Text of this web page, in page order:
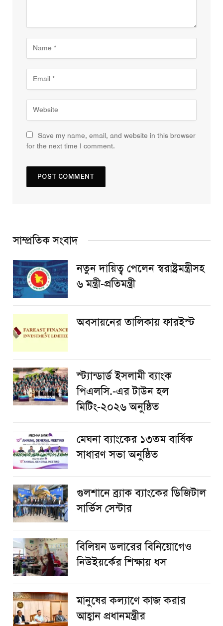
Save my name, email, and website in this browser
for the next time I comment.
সাম্প্রতিক সংবাদ
নতুন দায়িত্ব পেলেন স্বরাষ্ট্রমন্ত্রীসহ
৬ মন্ত্রী-প্রতিমন্ত্রী
অবসায়নের তালিকায় ফারইস্ট
স্ট্যান্ডার্ড ইসলামী ব্যাংক
পিএলসি.-এর টাউন হল
মিটিং-২০২৬ অনুষ্ঠিত
মেঘনা ব্যাংকের ১৩তম বার্ষিক
সাধারণ সভা অনুষ্ঠিত
গুলশানে ব্র্যাক ব্যাংকের ডিজিটাল
সার্ভিস সেন্টার
বিলিয়ন ডলারের বিনিয়োগেও
নিউইয়র্কের শিক্ষায় ধস
মানুষের কল্যাণে কাজ করার
আহ্বান প্রধানমন্ত্রীর